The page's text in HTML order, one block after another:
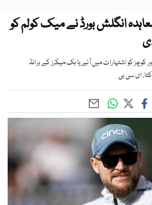
انگلش بورڈ نے میک کولم کو
کوچز کو اشتہارات میں آنے یا بک میکرز کے برانڈ
ای سی بی